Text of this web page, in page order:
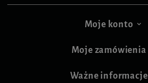
Moje konto
Moje zamówienia
Ważne informacje